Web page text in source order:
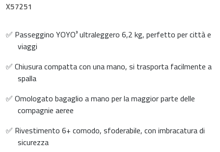
X57251
✅ Passeggino YOYO³ ultraleggero 6,2 kg, perfetto per città e
viaggi
✅ Chiusura compatta con una mano, si trasporta facilmente a
spalla
✅ Omologato bagaglio a mano per la maggior parte delle
compagnie aeree
✅ Rivestimento 6+ comodo, sfoderabile, con imbracatura di
sicurezza